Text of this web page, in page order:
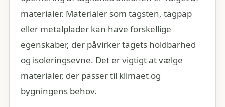
materialer. Materialer som tagsten, tagpap
eller metalplader kan have forskellige
egenskaber, der påvirker tagets holdbarhed
og isoleringsevne. Det er vigtigt at vælge
materialer, der passer til klimaet og
bygningens behov.